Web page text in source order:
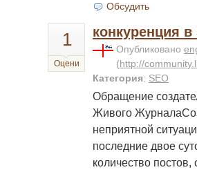
Обсудить
1
Оцени
конкуренция
Опубликовано
(http://
Категория: SEO
Обращение
Живого
неприятной
последние двое
количество